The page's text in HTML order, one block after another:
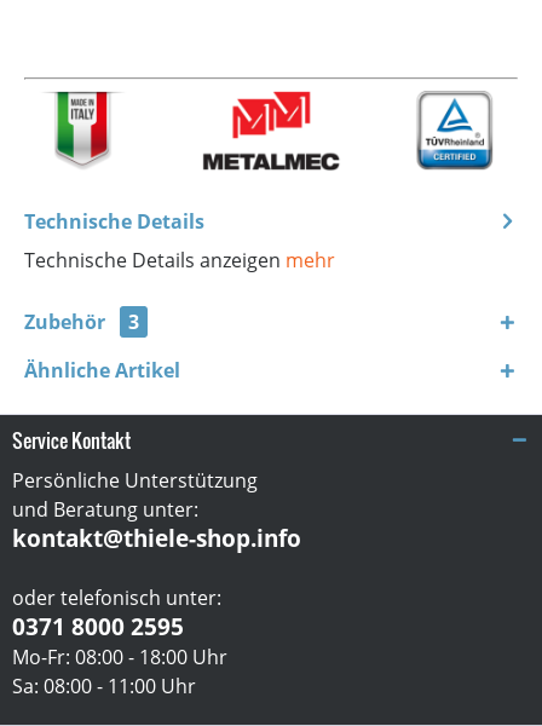
Technische Details
Technische Details anzeigen mehr
Zubehör
3
Ähnliche Artikel
Service Kontakt
Persönliche Unterstützung
und Beratung unter:
kontakt@thiele-shop.info
oder telefonisch unter:
0371 8000 2595
Mo-Fr: 08:00 - 18:00 Uhr
Sa: 08:00 - 11:00 Uhr